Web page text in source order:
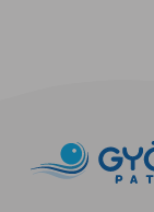
# célkitűzés
# étkezési